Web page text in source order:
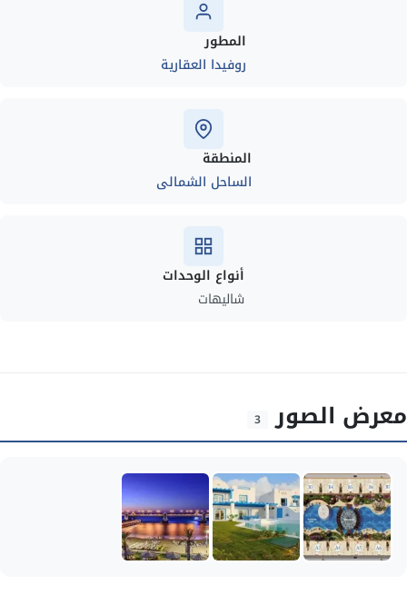
المطور
روفيدا العقارية
المنطقة
الساحل الشمالى
أنواع الوحدات
شاليهات
معرض الصور 3